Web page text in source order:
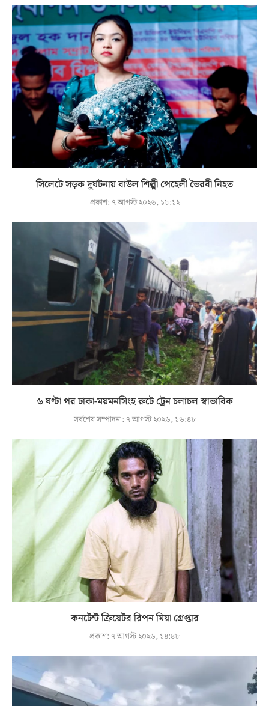
সিলেটে সড়ক দুর্ঘটনায় বাউল শিল্পী পেহেলী ভৈরবী নিহত
প্রকাশ: ৭ আগস্ট ২০২৬, ১৮:১২
৬ ঘণ্টা পর ঢাকা-ময়মনসিংহ রুটে ট্রেন চলাচল স্বাভাবিক
সর্বশেষ সম্পাদনা: ৭ আগস্ট ২০২৬, ১৬:৪৮
কনটেন্ট ক্রিয়েটর রিপন মিয়া গ্রেপ্তার
প্রকাশ: ৭ আগস্ট ২০২৬, ১৪:৪৮